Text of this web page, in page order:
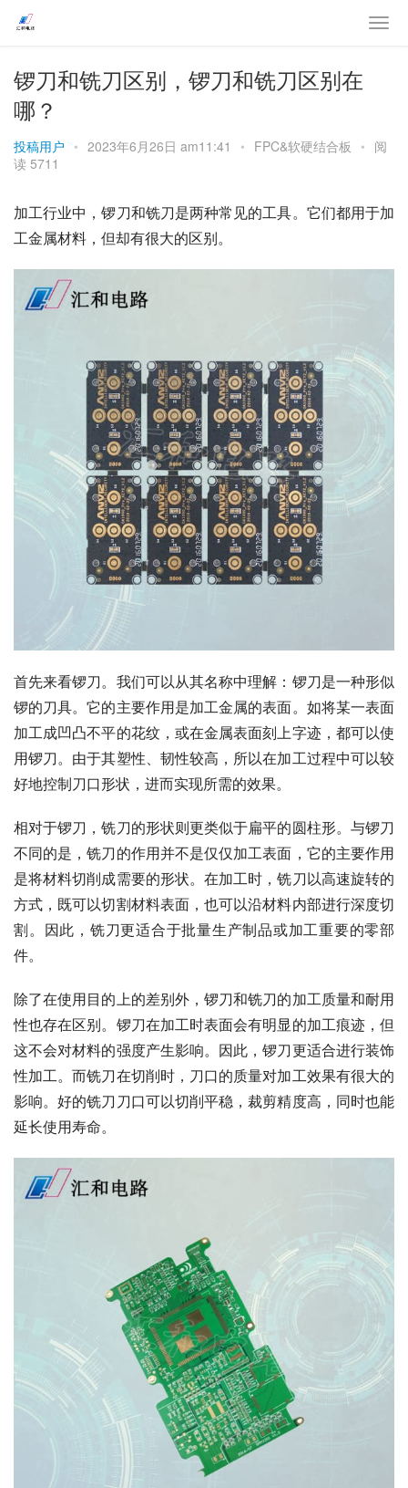
锣刀和铣刀区别，锣刀和铣刀区别在
哪？
投稿用户 • 2023年6月26日 am11:41 • FPC&软硬结合板 • 阅
读 5711
加工行业中，锣刀和铣刀是两种常见的工具。它们都用于加
工金属材料，但却有很大的区别。
首先来看锣刀。我们可以从其名称中理解：锣刀是一种形似
锣的刀具。它的主要作用是加工金属的表面。如将某一表面
加工成凹凸不平的花纹，或在金属表面刻上字迹，都可以使
用锣刀。由于其塑性、韧性较高，所以在加工过程中可以较
好地控制刀口形状，进而实现所需的效果。
相对于锣刀，铣刀的形状则更类似于扁平的圆柱形。与锣刀
不同的是，铣刀的作用并不是仅仅加工表面，它的主要作用
是将材料切削成需要的形状。在加工时，铣刀以高速旋转的
方式，既可以切割材料表面，也可以沿材料内部进行深度切
割。因此，铣刀更适合于批量生产制品或加工重要的零部
件。
除了在使用目的上的差别外，锣刀和铣刀的加工质量和耐用
性也存在区别。锣刀在加工时表面会有明显的加工痕迹，但
这不会对材料的强度产生影响。因此，锣刀更适合进行装饰
性加工。而铣刀在切削时，刀口的质量对加工效果有很大的
影响。好的铣刀刀口可以切削平稳，裁剪精度高，同时也能
延长使用寿命。